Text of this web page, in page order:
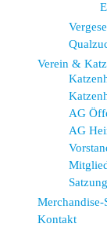
Verein &
AG
AG
Satzung
Merchandise-
Kontakt